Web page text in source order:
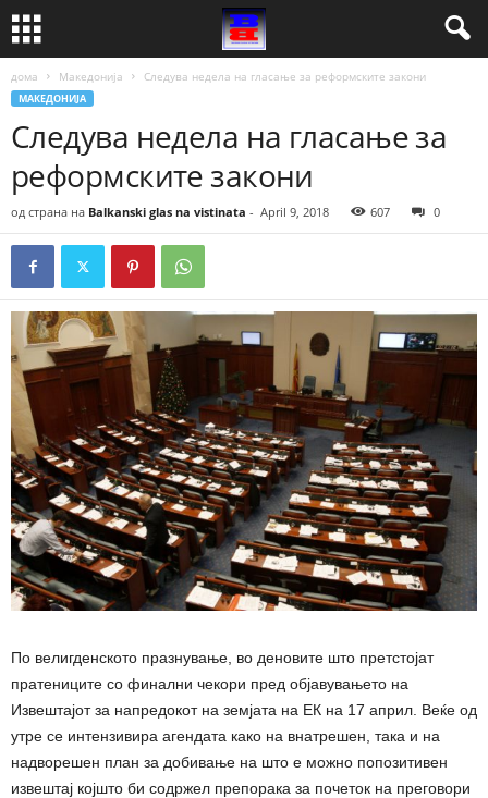
дома Македонија Следува недела на гласање за реформските закони
МАКЕДОНИЈА
Следува недела на гласање за
реформските закони
од страна на Balkanski glas na vistinata - April 9, 2018 607 0
По велигденското празнување, во деновите што претстојат
пратениците со финални чекори пред објавувањето на
Извештајот за напредокот на земјата на ЕК на 17 април. Веќе од
утре се интензивира агендата како на внатрешен, така и на
надворешен план за добивање на што е можно попозитивен
извештај којшто би содржел препорака за почеток на преговори